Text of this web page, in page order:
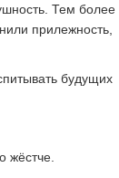
Тем более
прилежность,
будущих
жёстче.